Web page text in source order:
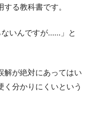
る教科書です。
いんですが……」と
解が絶対にあってはい
く分かりにくいという